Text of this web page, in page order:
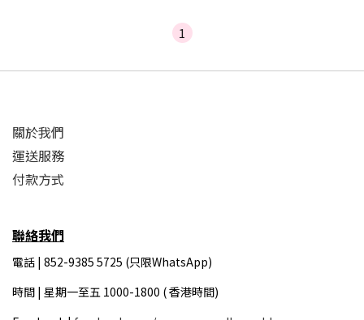
1
關於我們
運送服務
付款方式
聯絡我們
電話 | 852-9385 5725 (只限WhatsApp)
時間 | 星期一至五 1000-1800 ( 香港時間)